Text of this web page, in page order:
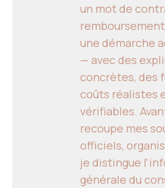
un mot de
une démarche
— avec des
concrètes, des
coûts réalistes
vérifiables.
recoupe mes
officiels,
je distingue
générale du